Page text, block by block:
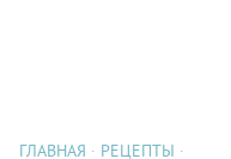
ГЛАВНАЯ
РЕЦЕПТЫ